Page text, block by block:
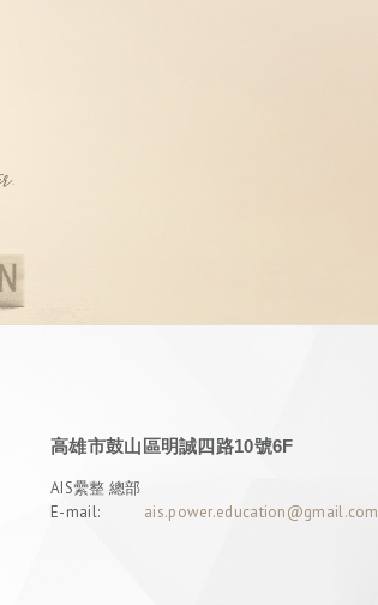
高雄市鼓山區明誠四路10號6F
AIS纍整 總部
E-mail:
ais.power.education@gmail.com